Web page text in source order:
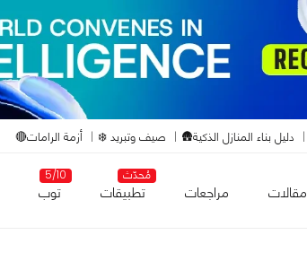
دليل بناء المنازل الذكية🛖 صيف وتبريد ❄️ أزمة الرامات🔴
مقالات مراجعات
مُحدّث
تطبيقات
5/10
توب